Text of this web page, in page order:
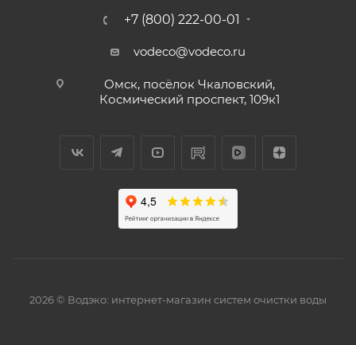
+7 (800) 222-00-01
vodeco@vodeco.ru
Омск, посёлок Чкаловский,
Космический проспект, 109к1
2026 © Водэко: интернет-магазин систем очистки воды